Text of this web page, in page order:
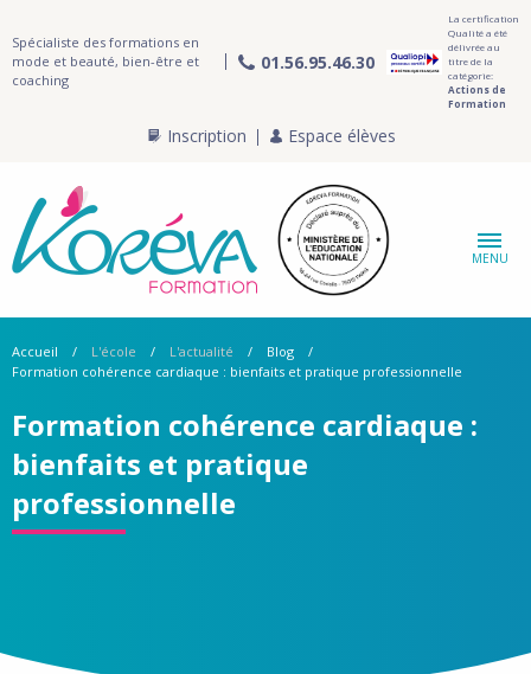
Spécialiste des formations en
mode et beauté, bien-être et
coaching
01.56.95.46.30
La certification
Qualité a été
délivrée au
titre de la
catégorie:
Actions de
Formation
Inscription Espace élèves
MENU
Accueil L'école L'actualité
Blog
Formation cohérence cardiaque : bienfaits et pratique professionnelle
Formation cohérence cardiaque :
bienfaits et pratique
professionnelle